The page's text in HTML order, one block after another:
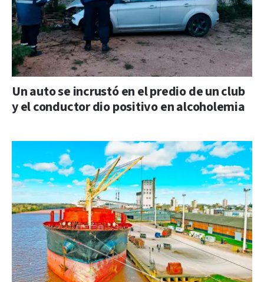
Un auto se incrustó en el predio de un club
y el conductor dio positivo en alcoholemia